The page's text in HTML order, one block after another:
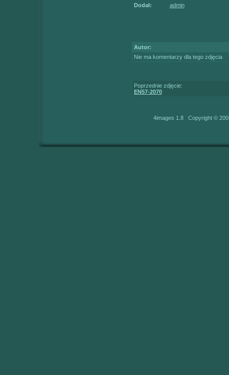
Dodał: admin
Autor:
Nie ma komentarzy dla tego zdjęcia
Poprzednie zdjęcie:
EN57-2070
4images 1.8 Copyright ©